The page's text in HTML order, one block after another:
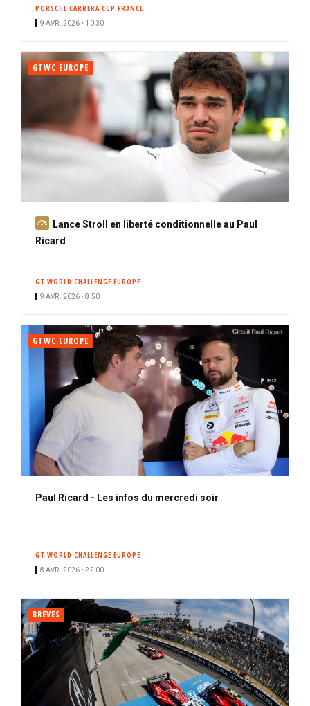
PORSCHE CARRERA CUP FRANCE
9 AVR. 2026 • 10:30
GTWC EUROPE
A
b
Lance Stroll en liberté conditionnelle au Paul
Ricard
GT WORLD CHALLENGE EUROPE
9 AVR. 2026 • 8:50
GTWC EUROPE
Paul Ricard - Les infos du mercredi soir
GT WORLD CHALLENGE EUROPE
8 AVR. 2026 • 22:00
BRÈVES